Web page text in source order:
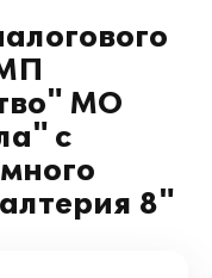
МО
с
8"